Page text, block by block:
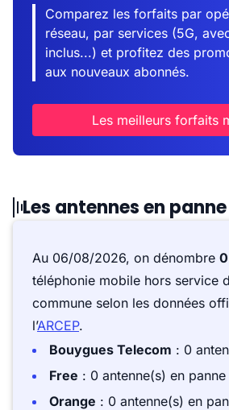
Comparez les forfaits par
réseau, par services (5G,
inclus...) et profitez des
aux nouveaux abonnés.
Les meilleurs forfaits
Les antennes en
Au 06/08/2026, on dénombre 0
téléphonie mobile hors service
commune selon les données
l’ARCEP.
Bouygues Telecom : 0
Free : 0 antenne(s) en panne
Orange : 0 antenne(s) en